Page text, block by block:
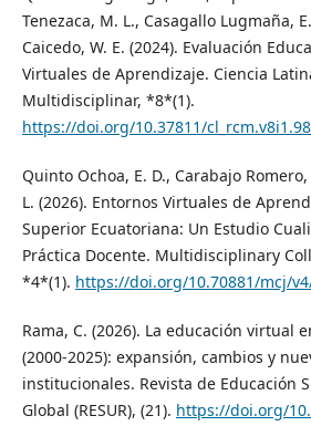
Tenezaca, M. L., Casagallo Lugmaña,
Caicedo, W. E. (2024). Evaluación
Virtuales de Aprendizaje. Ciencia
Multidisciplinar, *8*(1).
https://doi.org/10.37811/
Quinto Ochoa, E. D., Carabajo Romero,
L. (2026). Entornos Virtuales de
Superior Ecuatoriana: Un Estudio
Práctica Docente. Multidisciplinary
*4*(1). https://doi.org/10.70881/mcj/
Rama, C. (2026). La educación virtual
(2000-2025): expansión, cambios y
institucionales. Revista de Educación
Global (RESUR), (21). https://doi.org/